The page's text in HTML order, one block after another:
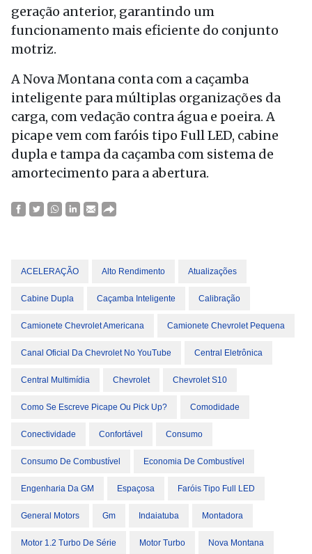
geração anterior, garantindo um
funcionamento mais eficiente do conjunto
motriz.
A Nova Montana conta com a caçamba
inteligente para múltiplas organizações da
carga, com vedação contra água e poeira. A
picape vem com faróis tipo Full LED, cabine
dupla e tampa da caçamba com sistema de
amortecimento para a abertura.
ACELERAÇÃO Alto Rendimento Atualizações
Cabine Dupla Caçamba Inteligente Calibração
Camionete Chevrolet Americana Camionete Chevrolet Pequena
Canal Oficial Da Chevrolet No YouTube Central Eletrônica
Central Multimídia Chevrolet Chevrolet S10
Como Se Escreve Picape Ou Pick Up? Comodidade
Conectividade Confortável Consumo
Consumo De Combustível Economia De Combustível
Engenharia Da GM Espaçosa Faróis Tipo Full LED
General Motors Gm Indaiatuba Montadora
Motor 1.2 Turbo De Série Motor Turbo Nova Montana